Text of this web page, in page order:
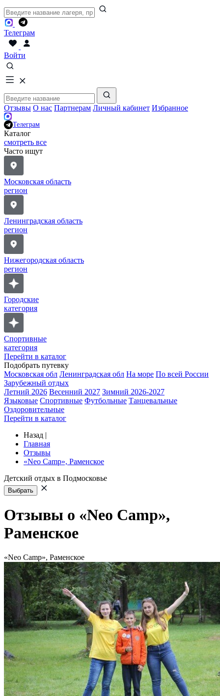
Телеграм
Войти
Отзывы О нас Партнерам Личный кабинет Избранное
Телеграм
Каталог
смотреть все
Часто ищут
Московская область
регион
Ленинградская область
регион
Нижегородская область
регион
Городские
категория
Спортивные
категория
Перейти в каталог
Подобрать путевку
Московская обл Ленинградская обл На море По всей России
Зарубежный отдых
Летний 2026 Весенний 2027 Зимний 2026-2027
Языковые Спортивные Футбольные Танцевальные
Оздоровительные
Перейти в каталог
Назад |
Главная
Отзывы
«Neo Camp», Раменское
Детский отдых в Подмосковье
Выбрать
Отзывы о «Neo Camp»,
Раменское
«Neo Camp», Раменское